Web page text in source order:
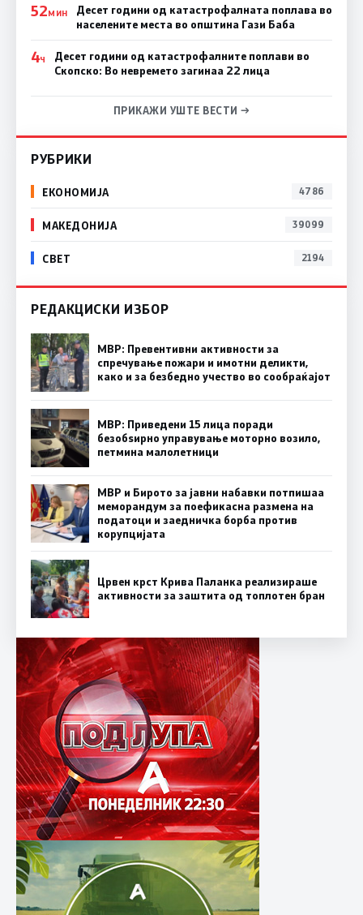
52МИН
Десет години од катастрофалната поплава во
населените места во општина Гази Баба
4Ч
Десет години од катастрофалните поплави во
Скопско: Во невремето загинаа 22 лица
ПРИКАЖИ УШТЕ ВЕСТИ →
РУБРИКИ
ЕКОНОМИЈА 4786
МАКЕДОНИЈА 39099
СВЕТ 2194
РЕДАКЦИСКИ ИЗБОР
МВР: Превентивни активности за
спречување пожари и имотни деликти,
како и за безбедно учество во сообраќајот
МВР: Приведени 15 лица поради
безобѕирно управување моторно возило,
петмина малолетници
МВР и Бирото за јавни набавки потпишаа
меморандум за поефикасна размена на
податоци и заедничка борба против
корупцијата
Црвен крст Крива Паланка реализираше
активности за заштита од топлотен бран